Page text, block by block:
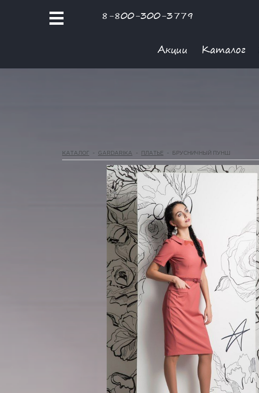
8-800-300-3779
Акции Каталог
КАТАЛОГ - GARDARIKA - ПЛАТЬЕ - БРУСНИЧНЫЙ ПУНШ